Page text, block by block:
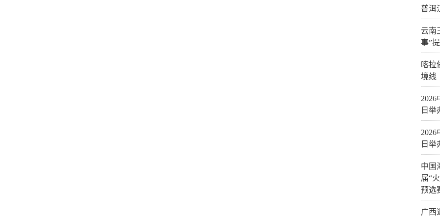
普洱
云南
事”
喀拉
境线
2026
日举
2026
日举
中国
届“
预选
广西